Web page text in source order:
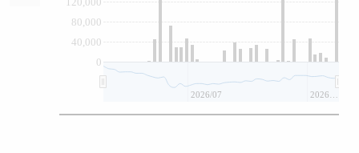
0
40,000
80,000
2026/07